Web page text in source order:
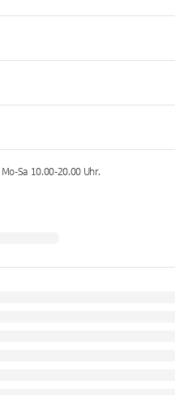
Mo-Sa 10.00-20.00 Uhr.